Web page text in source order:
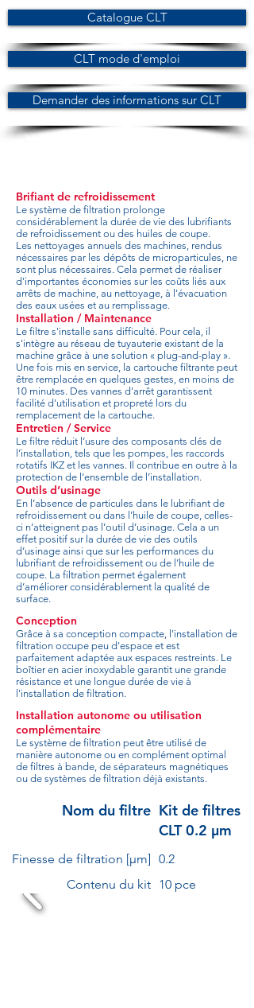
Catalogue CLT
CLT mode d'emploi
Demander des informations sur CLT
Brifiant de refroidissement
Le système de filtration prolonge
considérablement la durée de vie des lubrifiants
de refroidissement ou des huiles de coupe.
Les nettoyages annuels des machines, rendus
nécessaires par les dépôts de microparticules, ne
sont plus nécessaires. Cela permet de réaliser
d'importantes économies sur les coûts liés aux
arrêts de machine, au nettoyage, à l'évacuation
des eaux usées et au remplissage.
Installation / Maintenance
Le filtre s'installe sans difficulté. Pour cela, il
s'intègre au réseau de tuyauterie existant de la
machine grâce à une solution « plug-and-play ».
Une fois mis en service, la cartouche filtrante peut
être remplacée en quelques gestes, en moins de
10 minutes. Des vannes d'arrêt garantissent
facilité d'utilisation et propreté lors du
remplacement de la cartouche.
Entretien / Service
Le filtre réduit l’usure des composants clés de
l’installation, tels que les pompes, les raccords
rotatifs IKZ et les vannes. Il contribue en outre à la
protection de l’ensemble de l’installation.
Outils d’usinage
En l’absence de particules dans le lubrifiant de
refroidissement ou dans l’huile de coupe, celles-
ci n’atteignent pas l’outil d’usinage. Cela a un
effet positif sur la durée de vie des outils
d’usinage ainsi que sur les performances du
lubrifiant de refroidissement ou de l’huile de
coupe. La filtration permet également
d’améliorer considérablement la qualité de
surface.
Conception
Grâce à sa conception compacte, l'installation de
filtration occupe peu d'espace et est
parfaitement adaptée aux espaces restreints. Le
boîtier en acier inoxydable garantit une grande
résistance et une longue durée de vie à
l'installation de filtration.
Installation autonome ou utilisation
complémentaire
Le système de filtration peut être utilisé de
manière autonome ou en complément optimal
de filtres à bande, de séparateurs magnétiques
ou de systèmes de filtration déjà existants.
Nom du filtre Kit de filtres
CLT 0.2 µm
Finesse de filtration [µm] 0.2
Contenu du kit 10 pce